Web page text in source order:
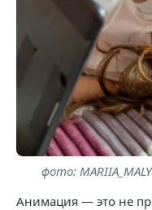
фото:
Анимация — это не